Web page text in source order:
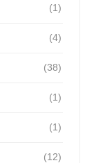
(1)
(4)
(38)
(1)
(1)
(12)